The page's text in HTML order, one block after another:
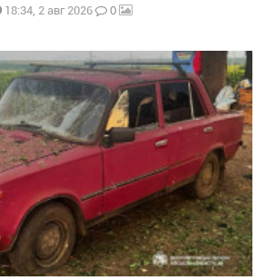
18:34, 2 авг 2026 0